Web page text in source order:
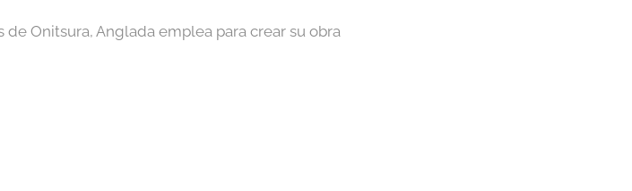
Onitsura, Anglada emplea para crear su obra